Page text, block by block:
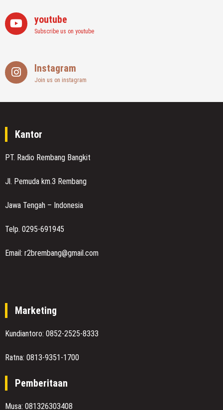
youtube
Subscribe us on youtube
Instagram
Join us on instagram
Kantor
PT. Radio Rembang Bangkit
Jl. Pemuda km.3 Rembang
Jawa Tengah – Indonesia
Telp. 0295-691945
Email: r2brembang@gmail.com
Marketing
Kundiantoro: 0852-2525-8333
Ratna: 0813-9351-1700
Pemberitaan
Musa: 081326303408